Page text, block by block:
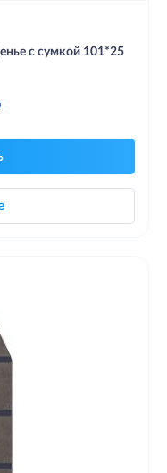
с сумкой 101*25